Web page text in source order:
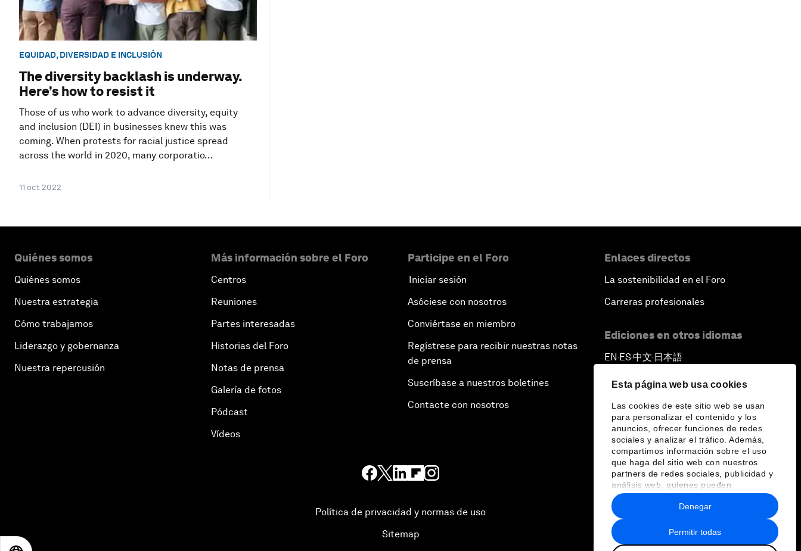
Esta página web usa cookies
Las cookies de este sitio web se usan
para personalizar el contenido y los
anuncios, ofrecer funciones de redes
sociales y analizar el tráfico. Además,
compartimos información sobre el uso
que haga del sitio web con nuestros
partners de redes sociales, publicidad y
análisis web, quienes pueden
combinarla con otra información que les
haya proporcionado o que hayan
recopilado a partir del uso que haya
hecho de sus servicios.
Permitir todas
Denegar
EQUIDAD, DIVERSIDAD E INCLUSIÓN
The diversity backlash is underway.
Here’s how to resist it
Those of us who work to advance diversity, equity
and inclusion (DEI) in businesses knew this was
coming. When protests for racial justice spread
across the world in 2020, many corporatio...
11 oct 2022
Quiénes somos
Quiénes somos
Nuestra estrategia
Cómo trabajamos
Liderazgo y gobernanza
Nuestra repercusión
Más información sobre el Foro
Centros
Reuniones
Partes interesadas
Historias del Foro
Notas de prensa
Galería de fotos
Pódcast
Vídeos
Participe en el Foro
Iniciar sesión
Asóciese con nosotros
Conviértase en miembro
Regístrese para recibir nuestras notas
de prensa
Suscríbase a nuestros boletines
Contacte con nosotros
Enlaces directos
La sostenibilidad en el Foro
Carreras profesionales
Ediciones en otros idiomas
EN ▪ ES▪中文▪ 日本語
Política de privacidad y normas de uso
Sitemap